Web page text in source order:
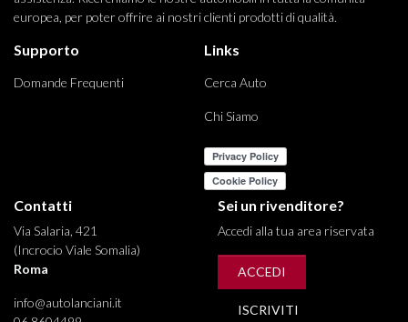
europea, per poter offrire ai nostri clienti prodotti di qualità.
Supporto
Domande Frequenti
Links
Cerca Auto
Chi Siamo
Contatti
Via Salaria, 421
(Incrocio Viale Somalia)
Roma
info@autolanciani.it
Sei un rivenditore?
Accedi alla tua area riservata
ACCEDI
ISCRIVITI